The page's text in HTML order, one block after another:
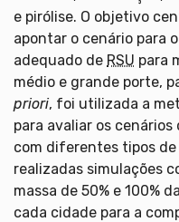
e pirólise. O objetivo
apontar o cenário para
adequado de RSU para
médio e grande porte,
priori, foi utilizada a
para avaliar os
com diferentes tipos
realizadas simulações
massa de 50% e 100%
cada cidade para a